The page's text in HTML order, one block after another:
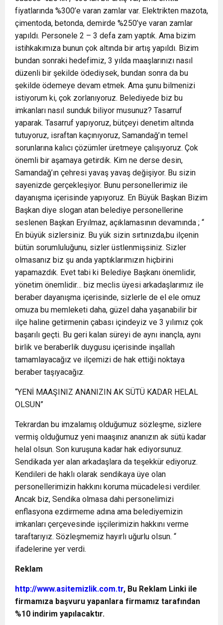
fiyatlarında %300’e varan zamlar var. Elektrikten mazota,
çimentoda, betonda, demirde %250’ye varan zamlar
yapıldı. Personele 2 – 3 defa zam yaptık. Ama bizim
istihkakımıza bunun çok altında bir artış yapıldı. Bizim
bundan sonraki hedefimiz, 3 yılda maaşlarınızı nasıl
düzenli bir şekilde ödediysek, bundan sonra da bu
şekilde ödemeye devam etmek. Ama şunu bilmenizi
istiyorum ki, çok zorlanıyoruz. Belediyede biz bu
imkanları nasıl sunduk biliyor musunuz? Tasarruf
yaparak. Tasarruf yapıyoruz, bütçeyi denetim altında
tutuyoruz, israftan kaçınıyoruz, Samandağ’ın temel
sorunlarına kalıcı çözümler üretmeye çalışıyoruz. Çok
önemli bir aşamaya getirdik. Kim ne derse desin,
Samandağ’ın çehresi yavaş yavaş değişiyor. Bu sizin
sayenizde gerçekleşiyor. Bunu personellerimiz ile
dayanışma içerisinde yapıyoruz. En Büyük Başkan Bizim
Başkan diye slogan atan belediye personellerine
seslenen Başkan Eryılmaz, açıklamasının devamında ; “
En büyük sizlersiniz. Bu yük sizin sırtınızda,bu ilçenin
bütün sorumluluğunu, sizler üstlenmişsiniz. Sizler
olmasanız biz şu anda yaptıklarımızın hiçbirini
yapamazdık. Evet tabi ki Belediye Başkanı önemlidir,
yönetim önemlidir… biz meclis üyesi arkadaşlarımız ile
beraber dayanışma içerisinde, sizlerle de el ele omuz
omuza bu memleketi daha, güzel daha yaşanabilir bir
ilçe haline getirmenin çabası içindeyiz ve 3 yılımız çok
başarılı geçti. Bu geri kalan süreyi de aynı inançla, aynı
birlik ve beraberlik duygusu içerisinde inşallah
tamamlayacağız ve ilçemizi de hak ettiği noktaya
beraber taşıyacağız.
“YENİ MAAŞINIZ ANANIZIN AK SÜTÜ KADAR HELAL
OLSUN”
Tekrardan bu imzalamış olduğumuz sözleşme, sizlere
vermiş olduğumuz yeni maaşınız ananızın ak sütü kadar
helal olsun. Son kuruşuna kadar hak ediyorsunuz.
Sendikada yer alan arkadaşlara da teşekkür ediyoruz.
Kendileri de haklı olarak sendikaya üye olan
personellerimizin hakkını koruma mücadelesi verdiler.
Ancak biz, Sendika olmasa dahi personelimizi
enflasyona ezdirmeme adına ama belediyemizin
imkanları çerçevesinde işçilerimizin hakkını verme
taraftarıyız. Sözleşmemiz hayırlı uğurlu olsun. “
ifadelerine yer verdi.
Reklam
http://www.asitemizlik.com.tr, Bu Reklam Linki ile
firmamıza başvuru yapanlara firmamız tarafından
%10 indirim yapılacaktır.